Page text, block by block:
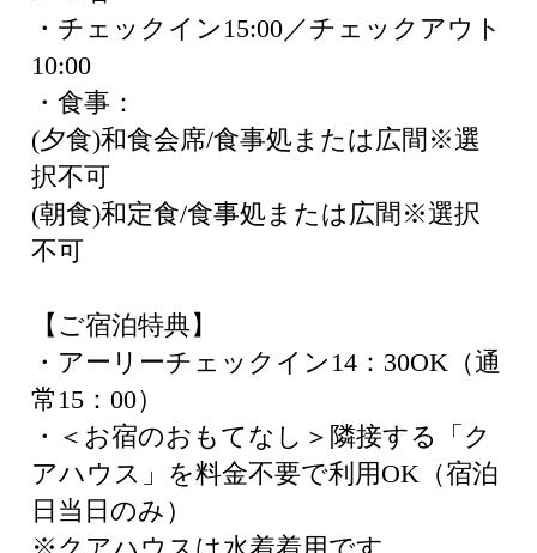
・チェックイン15:00／チェックアウト
10:00
・食事：
(夕食)和食会席/食事処または広間※選
択不可
(朝食)和定食/食事処または広間※選択
不可
【ご宿泊特典】
・アーリーチェックイン14：30OK（通
常15：00）
・＜お宿のおもてなし＞隣接する「ク
アハウス」を料金不要で利用OK（宿泊
日当日のみ）